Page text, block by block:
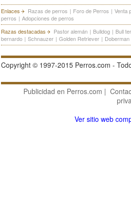
Enlaces Razas de perros | Foro de Perros | Venta
perros | Adopciones de perros
Razas destacadas
Pastor alemán | Bulldog | Bull
bernardo | Schnauzer | Golden Retriever | Doberman
Copyright © 1997-2015 Perros.com -
Publicidad en Perros.com |
Ver sitio web